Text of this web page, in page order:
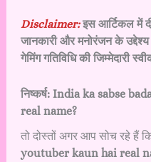
Disclaimer:इस आर्टिकल में
जानकारी और मनोरंजन के
गेमिंग गतिविधि की जिम्मेदारी
निष्कर्ष: India ka sabse
real name?
तो दोस्तों अगर आप सोच रहे हैं
youtuber kaun hai real